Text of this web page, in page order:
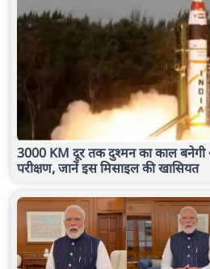
3000 KM दूर तक दुश्मन का काल बनेगी
परीक्षण, जानें इस मिसाइल की खासियत